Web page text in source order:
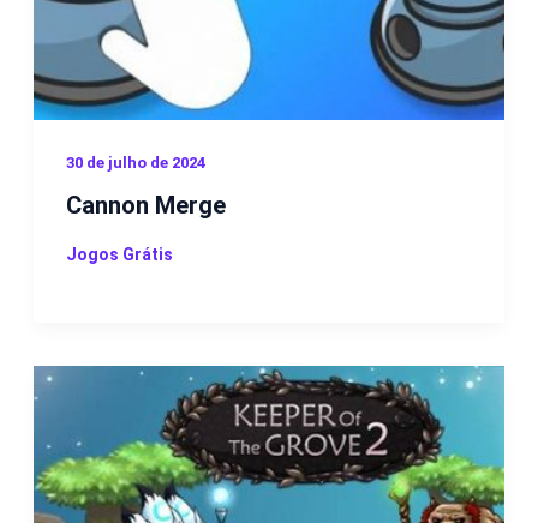
30 de julho de 2024
Cannon Merge
Jogos Grátis